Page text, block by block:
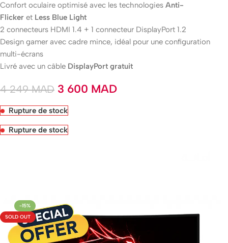
Confort oculaire optimisé avec les technologies Anti-
Flicker et Less Blue Light
2 connecteurs HDMI 1.4 + 1 connecteur DisplayPort 1.2
Design gamer avec cadre mince, idéal pour une configuration
multi-écrans
Livré avec un câble DisplayPort gratuit
4 249MAD 3 600 MAD
Rupture de stock
Rupture de stock
-15%
SOLD OUT